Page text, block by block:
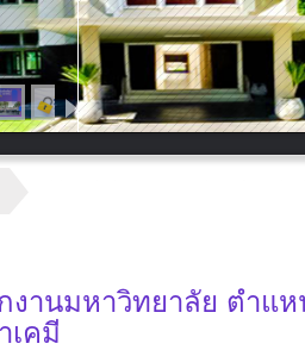
านมหาวิทยาลัย ตำแห
เคมี